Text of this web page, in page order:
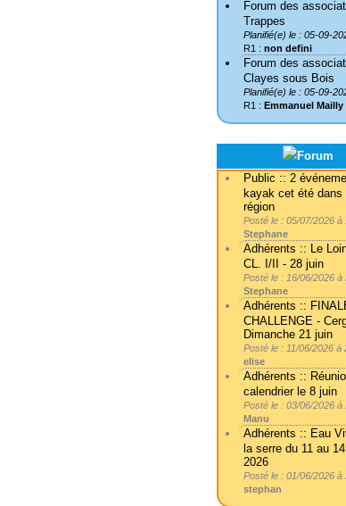
Forum des
Trappes
Planifié(e) le : 05-09-
R1 : non defini
Forum des
Clayes sous Bois
Planifié(e) le : 05-09-
R1 : Emmanuel Mailly
Public :: 2
kayak cet été dans
région
Posté le : 05/07/2026 à
Stephane
Adhérents :: Le
CL. I/II - 28 juin
Posté le : 16/06/2026 à
Stephane
Adhérents ::
CHALLENGE -
Dimanche 21 juin
Posté le : 11/06/2026 à
elise
Adhérents ::
calendrier le 8 juin
Posté le : 03/06/2026 à
Manu
Adhérents :: Eau
la serre du 11 au
2026
Posté le : 01/06/2026 à
stephan